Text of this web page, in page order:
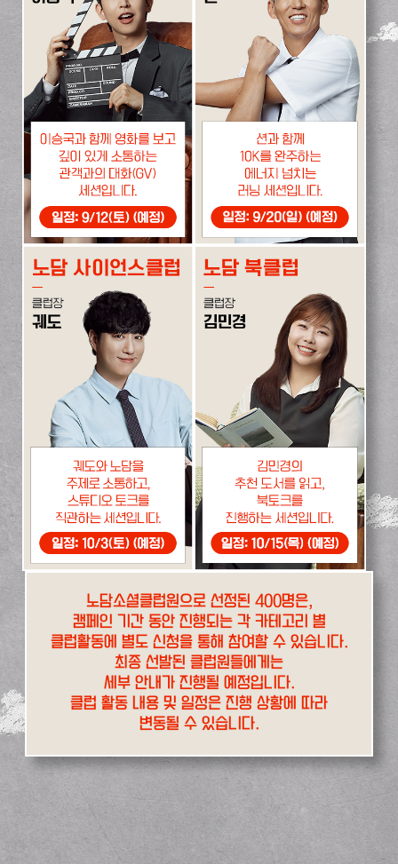
노담소셜클럽원으로 선정된 400명은,
캠페인 기간 동안 진행되는 각 카테고리 별
클럽활동에 별도 신청을 통해 참여할 수 있습니다.
최종 선발된 클럽원들에게는
세부 안내가 진행될 예정입니다.
클럽 활동 내용 및 일정은 진행 상황에 따라
변동될 수 있습니다.